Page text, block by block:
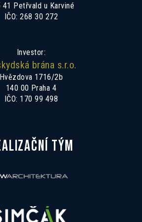
TÝM
41 Petřvald u Karviné
IČO: 268 30 272
Investor:
brána s.r.o.
Hvězdova 1716/2b
140 00 Praha 4
IČO: 170 99 498